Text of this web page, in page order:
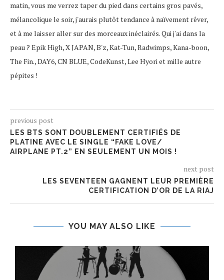
matin, vous me verrez taper du pied dans certains gros pavés,
mélancolique le soir, j'aurais plutôt tendance à naïvement rêver,
et à me laisser aller sur des morceaux inéclairés. Qui j'ai dans la
peau ? Epik High, X JAPAN, B'z, Kat-Tun, Radwimps, Kana-boon,
The Fin., DAY6, CN BLUE, CodeKunst, Lee Hyori et mille autre
pépites !
previous post
LES BTS SONT DOUBLEMENT CERTIFIÉS DE
PLATINE AVEC LE SINGLE “FAKE LOVE/
AIRPLANE PT.2” EN SEULEMENT UN MOIS !
next post
LES SEVENTEEN GAGNENT LEUR PREMIÈRE
CERTIFICATION D’OR DE LA RIAJ
YOU MAY ALSO LIKE